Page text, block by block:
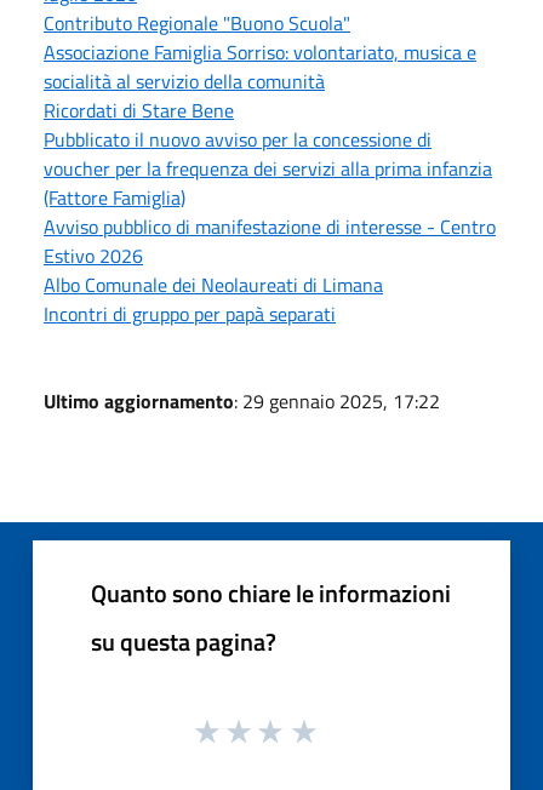
Contributo Regionale "Buono Scuola"
Associazione Famiglia Sorriso: volontariato, musica e
socialità al servizio della comunità
Ricordati di Stare Bene
Pubblicato il nuovo avviso per la concessione di
voucher per la frequenza dei servizi alla prima infanzia
(Fattore Famiglia)
Avviso pubblico di manifestazione di interesse - Centro
Estivo 2026
Albo Comunale dei Neolaureati di Limana
Incontri di gruppo per papà separati
Ultimo aggiornamento: 29 gennaio 2025, 17:22
Quanto sono chiare le informazioni
su questa pagina?